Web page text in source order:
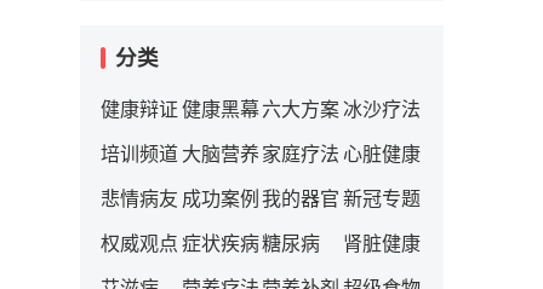
分类
健康辩证 健康黑幕 六大方案冰沙疗法
培训频道 大脑营养 家庭疗法 心脏健康
悲情病友 成功案例 我的器官 新冠专题
权威观点 症状疾病糖尿病 肾脏健康